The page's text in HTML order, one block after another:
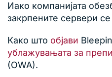
Иако компанијата
закрпените сервери
Како што објави
ублажувањата за
(OWA).